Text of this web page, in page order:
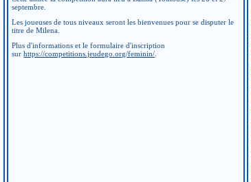
septembre.
Les joueuses de tous niveaux seront les bienvenues pour se disputer le
titre de Milena.
Plus d'informations et le formulaire d'inscription
surhttps://competitions.jeudego.org/feminin/